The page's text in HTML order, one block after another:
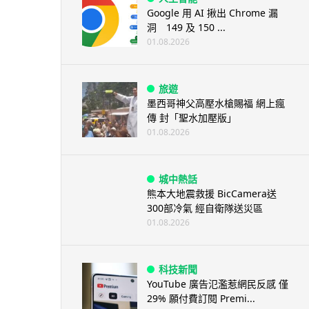
Google 用 AI 揪出 Chrome 漏
洞 149 及 150 ...
01.08.2026
旅遊
墨西哥神父高壓水槍賜福 網上瘋
傳 封「聖水加壓版」
01.08.2026
城中熱話
熊本大地震救援 BicCamera送
300部冷氣 經自衛隊送災區
01.08.2026
科技新聞
YouTube 廣告氾濫惹網民反感 僅
29% 願付費訂閱 Premi...